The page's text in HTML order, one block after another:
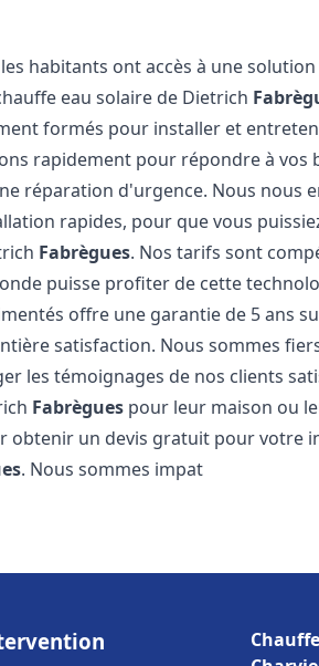
habitants ont accès à une
eau solaire de Dietrich
formés pour installer et
rapidement pour répondre à vos
réparation d'urgence. Nous nous
rapides, pour que vous
Fabrègues. Nos tarifs sont
puisse profiter de cette
offre une garantie de 5 ans
satisfaction. Nous sommes
les témoignages de nos clients
Fabrègues pour leur maison ou
obtenir un devis gratuit pour votre
. Nous sommes impat